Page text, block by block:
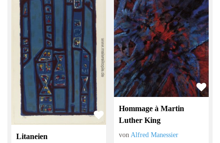
Litaneien
Hommage à Martin
Luther King
von Alfred Manessier